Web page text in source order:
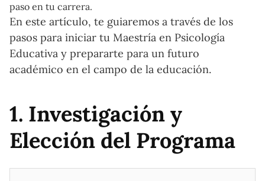
paso en tu carrera.
En este artículo, te guiaremos a través de los
pasos para iniciar tu Maestría en Psicología
Educativa y prepararte para un futuro
académico en el campo de la educación.
1. Investigación y
Elección del Programa